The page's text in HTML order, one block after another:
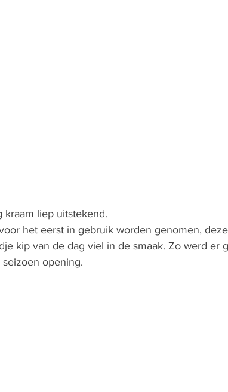
kraam liep uitstekend.
het eerst in gebruik worden genomen,
kip van de dag viel in de smaak. Zo werd er
opening.